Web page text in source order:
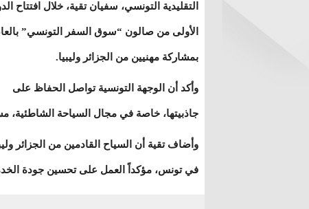
التقليدية التونسي، سفيان تقية، خلال افتتاح
الأولى من صالون “سوق السفر التونسي”
بمشاركة مهنيين من الجزائر وليبيا.
وأكد أن الوجهة التونسية تواصل الحفاظ على
جاذبيتها، خاصة في مجال السياحة الشاطئية، مستفيدة
وأضاف تقية أن السياح القادمين من الجزائر
في تونس، مؤكداً العمل على تحسين جودة